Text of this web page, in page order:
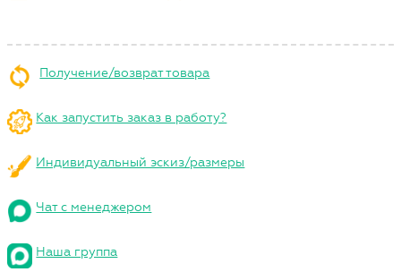
Получение/возврат товара
Как запустить заказ в работу?
Индивидуальный эскиз/размеры
Чат с менеджером
Наша группа